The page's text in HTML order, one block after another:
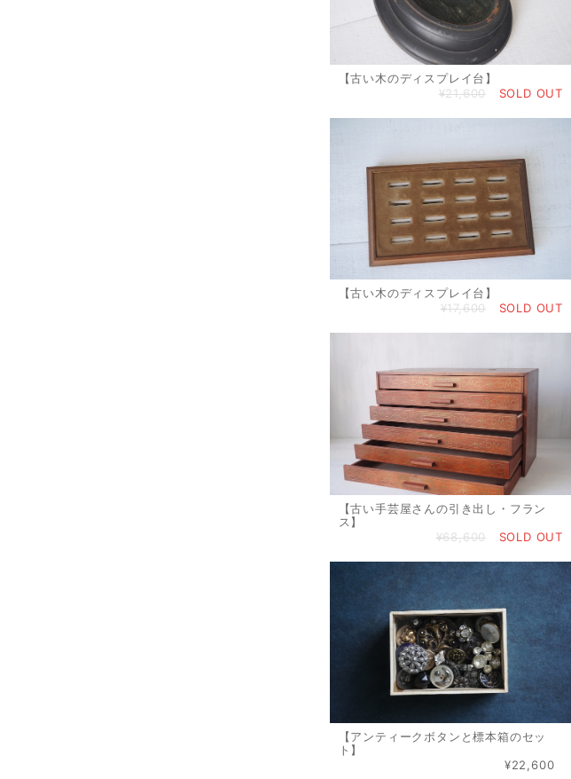
【古い木のディスプレイ台】
¥21,600
SOLD OUT
【古い木のディスプレイ台】
¥17,600
SOLD OUT
【古い手芸屋さんの引き出し・フラン
ス】
¥68,600
SOLD OUT
【アンティークボタンと標本箱のセッ
ト】
¥22,600